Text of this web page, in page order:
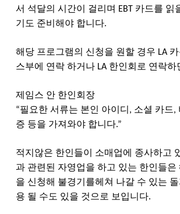
서 석달의 시간이 걸리며 EBT 카드를 읽
기도 준비해야 합니다.
해당 프로그램의 신청을 원할 경우 LA 카
스부에 연락 하거나 LA 한인회로 연락하
제임스 안 한인회장
“필요한 서류는 본인 아이디 , 소셜 카드,
증 등을 가져와야 합니다.”
적지않은 한인들이 소매업에 종사하고
과 관련된 자영업을 하고 있는 한인들은
을 신청해 불경기를헤쳐 나갈 수 있는
용 될 수도 있을 것으로 보입니다.